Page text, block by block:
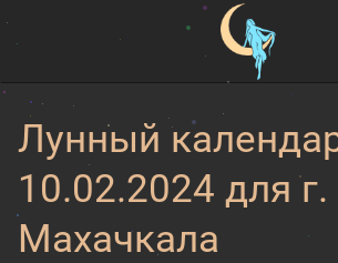
Лунный
10.02.2024 для г.
Махачкала